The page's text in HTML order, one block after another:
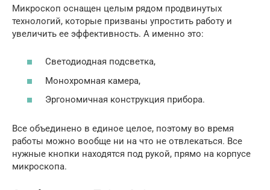
Микроскоп оснащен целым рядом продвинутых
технологий, которые призваны упростить работу и
увеличить ее эффективность. А именно это:
Светодиодная подсветка,
Монохромная камера,
Эргономичная конструкция прибора.
Все объединено в единое целое, поэтому во время
работы можно вообще ни на что не отвлекаться. Все
нужные кнопки находятся под рукой, прямо на корпусе
микроскопа.